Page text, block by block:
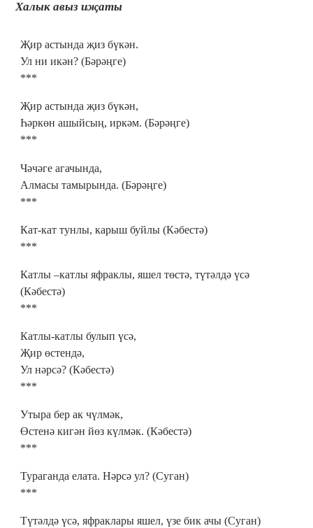
Халык авыз иҗаты
Җир астында җиз бүкән.
Ул ни икән? (Бәрәңге)
***
Җир астында җиз бүкән,
Һәркөн ашыйсың, иркәм. (Бәрәңге)
***
Чәчәге агачында,
Алмасы тамырында. (Бәрәңге)
***
Кат-кат тунлы, карыш буйлы (Кәбестә)
***
Катлы –катлы яфраклы, яшел төстә, түтәлдә үсә
(Кәбестә)
***
Катлы-катлы булып үсә,
Җир өстендә,
Ул нәрсә? (Кәбестә)
***
Утыра бер ак чүлмәк,
Өстенә кигән йөз күлмәк. (Кәбестә)
***
Тураганда елата. Нәрсә ул? (Суган)
***
Түтәлдә үсә, яфраклары яшел, үзе бик ачы (Суган)